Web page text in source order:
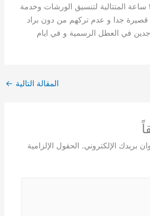
و على مدار ال ٢٤ ساعة المتتالية لتنسيق الورشات وخدمة
قصيرة جدا و عدم تركهم من دون براد
في العطل الرسمية و في ايام
المقالة التالية ←
بريدك الإلكتروني. الحقول الإلزامية